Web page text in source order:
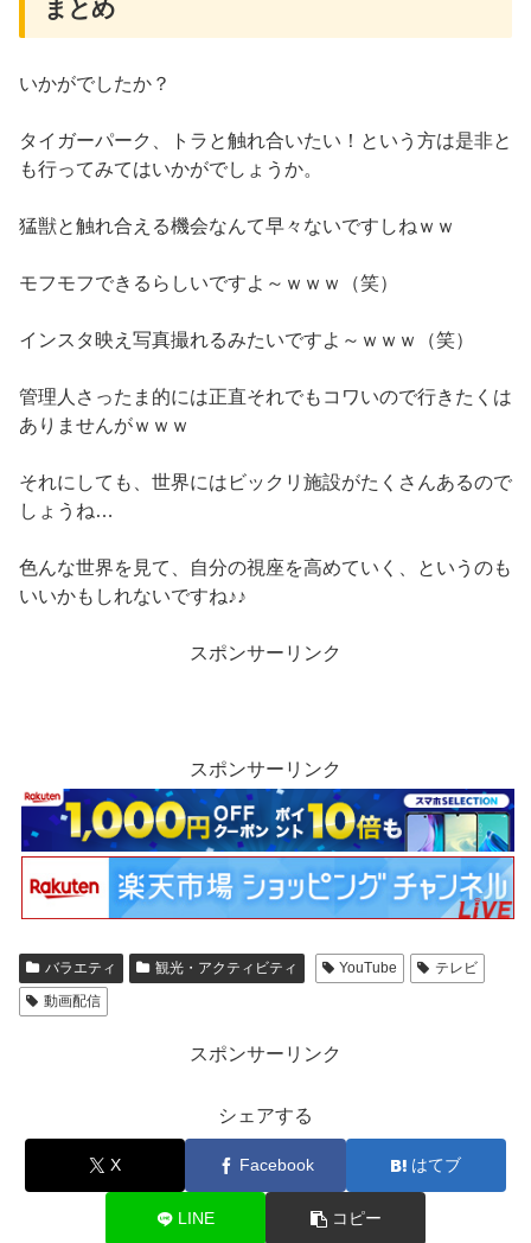
まとめ
いかがでしたか？
タイガーパーク、トラと触れ合いたい！という方は是非と
も行ってみてはいかがでしょうか。
猛獣と触れ合える機会なんて早々ないですしねｗｗ
モフモフできるらしいですよ～ｗｗｗ（笑）
インスタ映え写真撮れるみたいですよ～ｗｗｗ（笑）
管理人さったま的には正直それでもコワいので行きたくは
ありませんがｗｗｗ
それにしても、世界にはビックリ施設がたくさんあるので
しょうね…
色んな世界を見て、自分の視座を高めていく、というのも
いいかもしれないですね♪♪
スポンサーリンク
スポンサーリンク
バラエティ 観光・アクティビティ YouTube
テレビ
動画配信
スポンサーリンク
シェアする
X Facebook はてブ
LINE コピー